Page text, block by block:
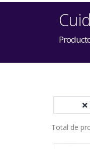
Total de